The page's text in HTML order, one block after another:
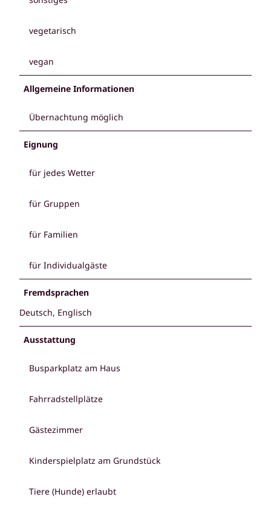
vegetarisch
vegan
Allgemeine Informationen
Übernachtung möglich
Eignung
für jedes Wetter
für Gruppen
für Familien
für Individualgäste
Fremdsprachen
Deutsch, Englisch
Ausstattung
Busparkplatz am Haus
Fahrradstellplätze
Gästezimmer
Kinderspielplatz am Grundstück
Tiere (Hunde) erlaubt